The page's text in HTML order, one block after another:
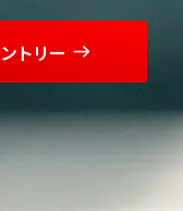
トリー